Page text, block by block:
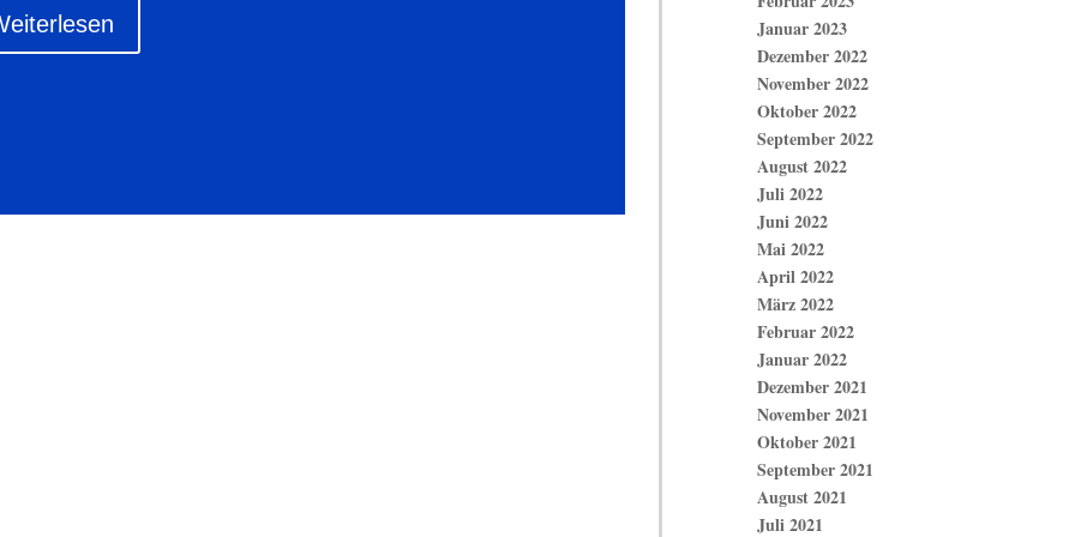
Januar 2023
Dezember 2022
November 2022
Oktober 2022
September 2022
August 2022
Juli 2022
Juni 2022
Mai 2022
April 2022
März 2022
Februar 2022
Januar 2022
Dezember 2021
November 2021
Oktober 2021
September 2021
August 2021
Juli 2021